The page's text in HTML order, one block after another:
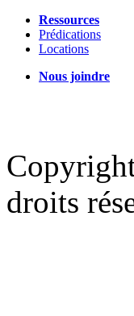
Ressources
Prédications
Locations
Nous joindre
droits